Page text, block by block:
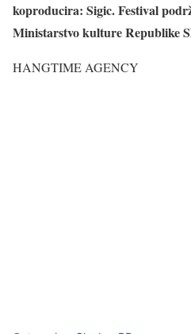
koproducira: Sigic. Festival
Ministarstvo kulture Republike
HANGTIME AGENCY